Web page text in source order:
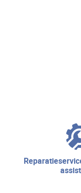
reparatieservice en technische